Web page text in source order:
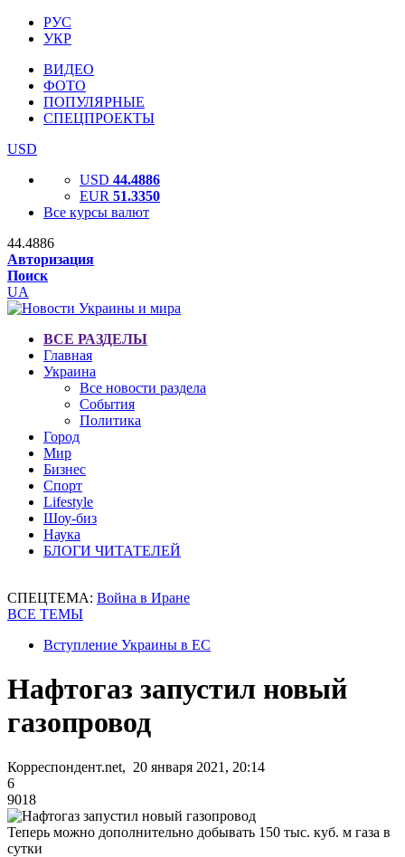
РУС
УКР
ВИДЕО
ФОТО
ПОПУЛЯРНЫЕ
СПЕЦПРОЕКТЫ
USD
USD 44.4886
EUR 51.3350
Все курсы валют
44.4886
Авторизация
Поиск
UA
ВСЕ РАЗДЕЛЫ
Главная
Украина
Все новости раздела
События
Политика
Город
Мир
Бизнес
Спорт
Lifestyle
Шоу-биз
Наука
БЛОГИ ЧИТАТЕЛЕЙ
СПЕЦТЕМА: Война в Иране
ВСЕ ТЕМЫ
Вступление Украины в ЕС
Нафтогаз запустил новый
газопровод
Корреспондент.net, 20 января 2021, 20:14
6
9018
Теперь можно дополнительно добывать 150 тыс. куб. м газа в
сутки